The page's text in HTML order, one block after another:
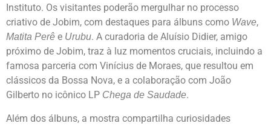
Instituto. Os visitantes poderão mergulhar no processo
criativo de Jobim, com destaques para álbuns como Wave,
Matita Perê e Urubu. A curadoria de Aluísio Didier, amigo
próximo de Jobim, traz à luz momentos cruciais, incluindo a
famosa parceria com Vinícius de Moraes, que resultou em
clássicos da Bossa Nova, e a colaboração com João
Gilberto no icônico LP Chega de Saudade.
Além dos álbuns, a mostra compartilha curiosidades